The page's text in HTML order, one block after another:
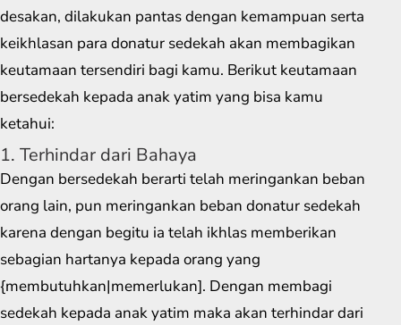
desakan, dilakukan pantas dengan kemampuan serta
keikhlasan para donatur sedekah akan membagikan
keutamaan tersendiri bagi kamu. Berikut keutamaan
bersedekah kepada anak yatim yang bisa kamu
ketahui:
1. Terhindar dari Bahaya
Dengan bersedekah berarti telah meringankan beban
orang lain, pun meringankan beban donatur sedekah
karena dengan begitu ia telah ikhlas memberikan
sebagian hartanya kepada orang yang
{membutuhkan|memerlukan]. Dengan membagi
sedekah kepada anak yatim maka akan terhindar dari